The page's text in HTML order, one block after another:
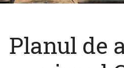
Planul de